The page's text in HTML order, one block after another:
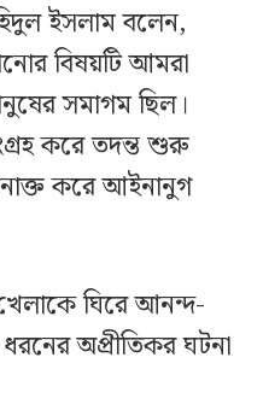
ইসলাম বলেন,
বিষয়টি আমরা
সমাগম ছিল।
করে তদন্ত শুরু
করে আইনানুগ
ঘিরে আনন্দ-
অপ্রীতিকর ঘটনা